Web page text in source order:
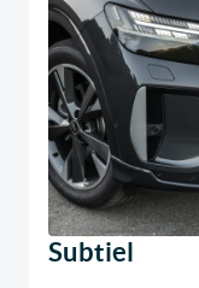
Subtiel